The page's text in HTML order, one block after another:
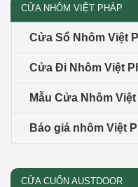
CỬA NHÔM VIỆT PHÁP
Cửa Sổ Nhôm Việt
Cửa Đi Nhôm Việt
Mẫu Cửa Nhôm
Báo giá nhôm Việt
CỬA CUỐN AUSTDOOR